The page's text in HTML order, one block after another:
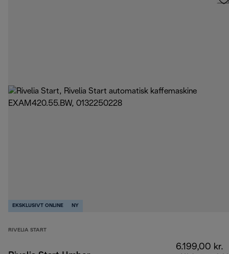
EKSKLUSIVT ONLINE NY
RIVELIA START
6.199,00 kr.